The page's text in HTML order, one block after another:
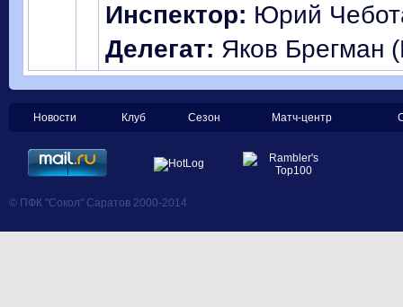
Инспектор: Юрий
Делегат: Яков Брегман
Новости Клуб Сезон Матч-центр
© ПФК "Сокол" Саратов 2000-2014